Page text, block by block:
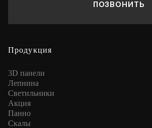
ПОЗВОНИТЬ
Продукция
3D панели
Лепнина
Cветильники
Акция
Панно
Скалы